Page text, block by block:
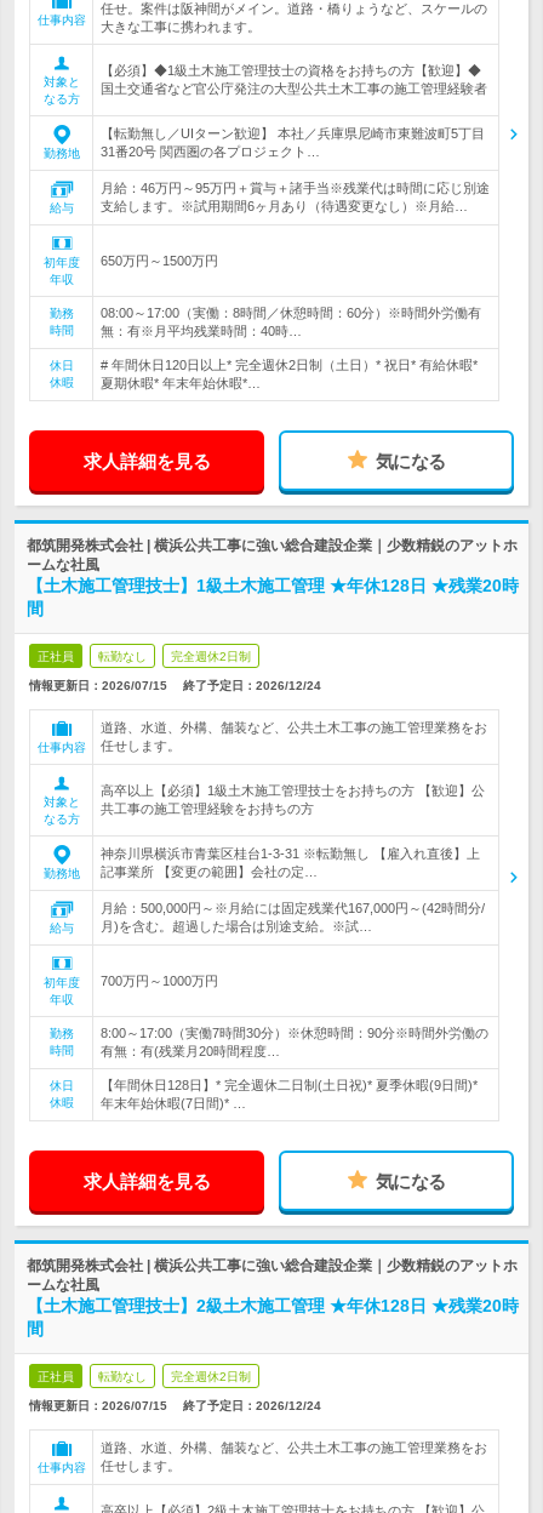
仕事内容
任せ。案件は阪神間がメイン。道路・橋りょうなど、スケールの
大きな工事に携われます。
対象と
なる方
【必須】◆1級土木施工管理技士の資格をお持ちの方【歓迎】◆
国土交通省など官公庁発注の大型公共土木工事の施工管理経験者
勤務地
【転勤無し／UIターン歓迎】 本社／兵庫県尼崎市東難波町5丁目
31番20号 関西圏の各プロジェクト…
給与
月給：46万円～95万円＋賞与＋諸手当※残業代は時間に応じ別途
支給します。※試用期間6ヶ月あり（待遇変更なし）※月給…
初年度
年収
650万円～1500万円
勤務
時間
08:00～17:00（実働：8時間／休憩時間：60分）※時間外労働有
無：有※月平均残業時間：40時…
休日
休暇
# 年間休日120日以上* 完全週休2日制（土日）* 祝日* 有給休暇*
夏期休暇* 年末年始休暇*…
求人詳細を見る 気になる
都筑開発株式会社 | 横浜公共工事に強い総合建設企業｜少数精鋭のアットホ
ームな社風
【土木施工管理技士】1級土木施工管理 ★年休128日 ★残業20時
間
正社員 転勤なし 完全週休2日制
情報更新日：2026/07/15 終了予定日： 2026/12/24
仕事内容
道路、水道、外構、舗装など、公共土木工事の施工管理業務をお
任せします。
対象と
なる方
高卒以上【必須】1級土木施工管理技士をお持ちの方 【歓迎】公
共工事の施工管理経験をお持ちの方
勤務地
神奈川県横浜市青葉区桂台1-3-31 ※転勤無し 【雇入れ直後】上
記事業所 【変更の範囲】会社の定…
給与
月給：500,000円～※月給には固定残業代167,000円～(42時間分/
月)を含む。超過した場合は別途支給。※試…
初年度
年収
700万円～1000万円
勤務
時間
8:00～17:00（実働7時間30分）※休憩時間：90分※時間外労働の
有無：有(残業月20時間程度…
休日
休暇
【年間休日128日】* 完全週休二日制(土日祝)* 夏季休暇(9日間)*
年末年始休暇(7日間)* …
求人詳細を見る 気になる
都筑開発株式会社 | 横浜公共工事に強い総合建設企業｜少数精鋭のアットホ
ームな社風
【土木施工管理技士】2級土木施工管理 ★年休128日 ★残業20時
間
正社員 転勤なし 完全週休2日制
情報更新日：2026/07/15 終了予定日： 2026/12/24
仕事内容
道路、水道、外構、舗装など、公共土木工事の施工管理業務をお
任せします。